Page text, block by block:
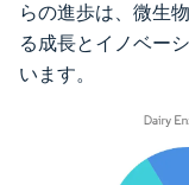
らの進歩は、微生
る成長とイノベー
います。